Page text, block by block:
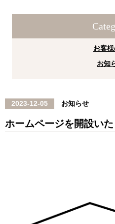
お客
お知
2023-12-05 お知らせ
ホームページを開設いた